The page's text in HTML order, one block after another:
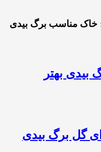
خاک مناسب برگ بیدی
بهتر
گل برگ بیدی